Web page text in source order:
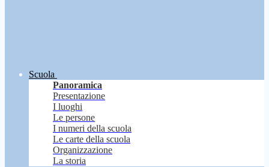
Scuola
Panoramica
Presentazione
I luoghi
Le persone
I numeri della scuola
Le carte della scuola
Organizzazione
La storia